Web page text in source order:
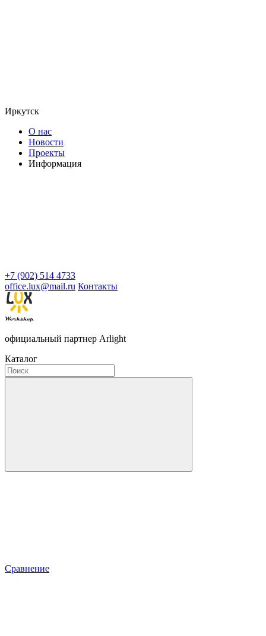
Иркутск
О нас
Новости
Проекты
Информация
+7 (902) 514 4733
office.lux@mail.ru Контакты
официальный партнер Arlight
Каталог
Сравнение